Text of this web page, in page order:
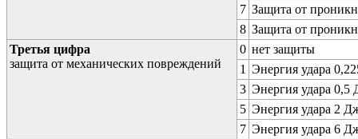
7 Защита от
8 Защита от
Третья цифра
защита от механических повреждений
0 нет защиты
1 Энергия удара
3 Энергия удара 0,5
5 Энергия удара 2
7 Энергия удара 6